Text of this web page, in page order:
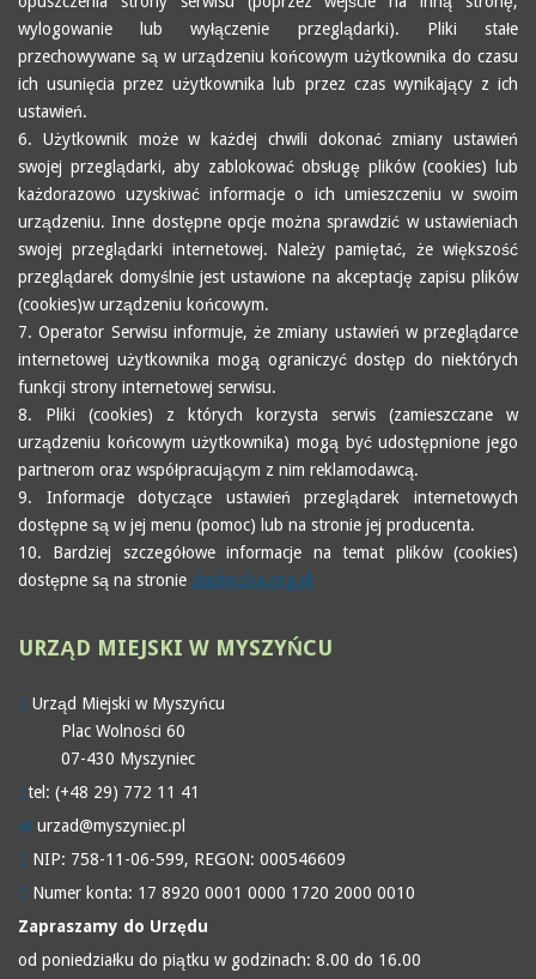
wylogowanie lub wyłączenie przeglądarki). Pliki stałe
przechowywane są w urządzeniu końcowym użytkownika do czasu
ich usunięcia przez użytkownika lub przez czas wynikający z ich
ustawień.
6. Użytkownik może w każdej chwili dokonać zmiany ustawień
swojej przeglądarki, aby zablokować obsługę plików (cookies) lub
każdorazowo uzyskiwać informacje o ich umieszczeniu w swoim
urządzeniu. Inne dostępne opcje można sprawdzić w ustawieniach
swojej przeglądarki internetowej. Należy pamiętać, że większość
przeglądarek domyślnie jest ustawione na akceptację zapisu plików
(cookies)w urządzeniu końcowym.
7. Operator Serwisu informuje, że zmiany ustawień w przeglądarce
internetowej użytkownika mogą ograniczyć dostęp do niektórych
funkcji strony internetowej serwisu.
8. Pliki (cookies) z których korzysta serwis (zamieszczane w
urządzeniu końcowym użytkownika) mogą być udostępnione jego
partnerom oraz współpracującym z nim reklamodawcą.
9. Informacje dotyczące ustawień przeglądarek internetowych
dostępne są w jej menu (pomoc) lub na stronie jej producenta.
10. Bardziej szczegółowe informacje na temat plików (cookies)
dostępne są na stronie ciasteczka.org.pl
URZĄD MIEJSKI W MYSZYŃCU
Urząd Miejski w Myszyńcu
Plac Wolności 60
07-430 Myszyniec
tel: (+48 29) 772 11 41
urzad@myszyniec.pl
NIP: 758-11-06-599, REGON: 000546609
Numer konta: 17 8920 0001 0000 1720 2000 0010
Zapraszamy do Urzędu
od poniedziałku do piątku w godzinach: 8.00 do 16.00